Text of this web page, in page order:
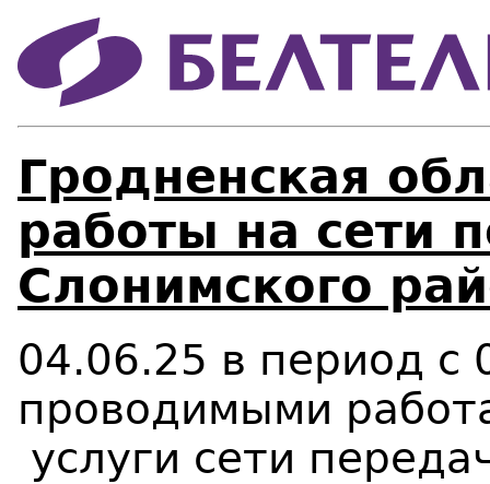
Гродненская
работы на сети
Слонимского
04.06.25 в период с
проводимыми
услуги сети